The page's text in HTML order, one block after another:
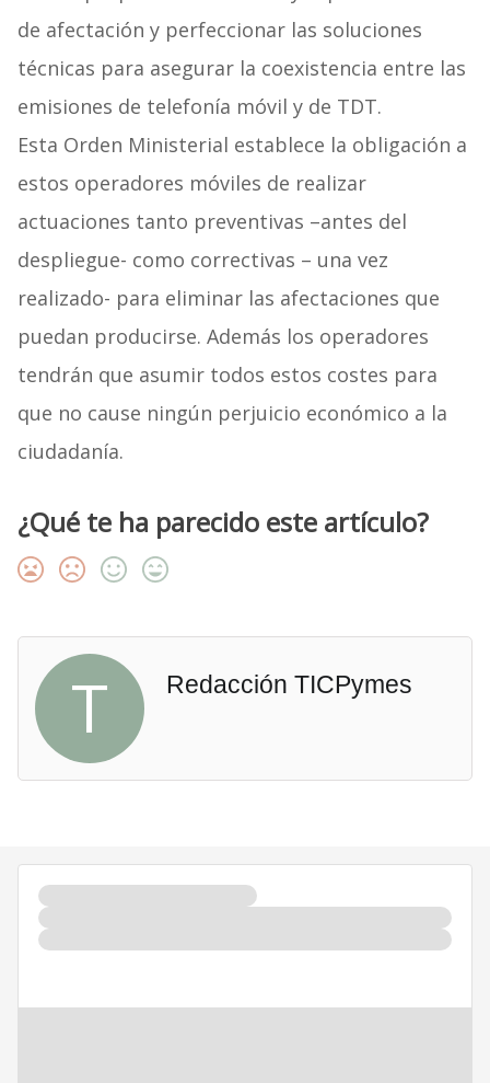
de afectación y perfeccionar las soluciones
técnicas para asegurar la coexistencia entre las
emisiones de telefonía móvil y de TDT.
Esta Orden Ministerial establece la obligación a
estos operadores móviles de realizar
actuaciones tanto preventivas –antes del
despliegue- como correctivas – una vez
realizado- para eliminar las afectaciones que
puedan producirse. Además los operadores
tendrán que asumir todos estos costes para
que no cause ningún perjuicio económico a la
ciudadanía.
¿Qué te ha parecido este artículo?
T Redacción TICPymes